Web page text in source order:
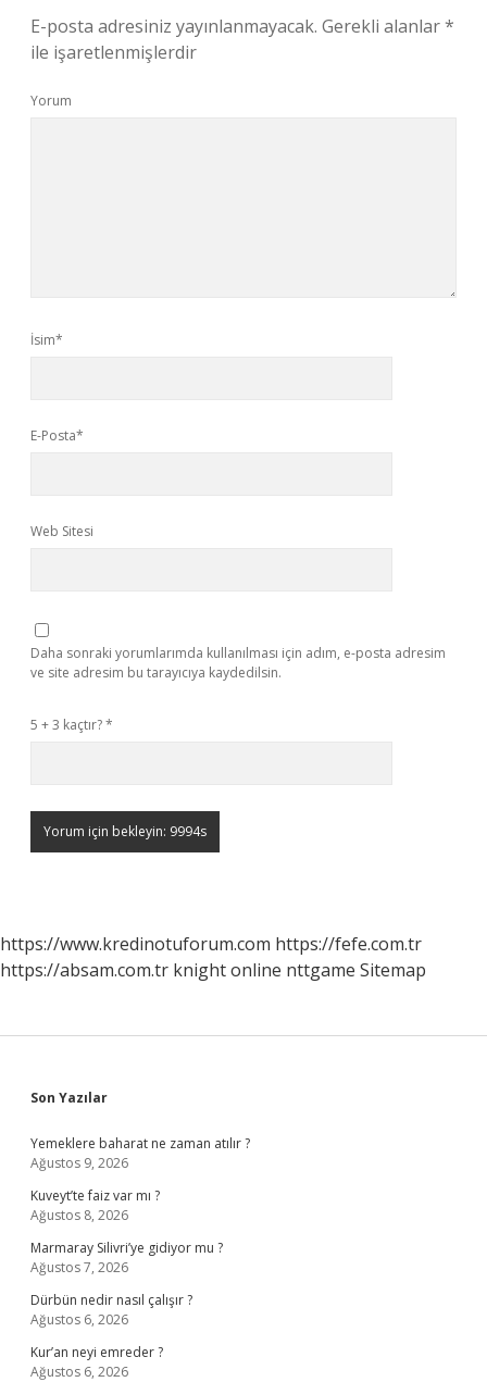
E-posta adresiniz yayınlanmayacak. Gerekli alanlar*
ile işaretlenmişlerdir
Yorum
İsim*
E-Posta*
Web Sitesi
Daha sonraki yorumlarımda kullanılması için adım, e-posta adresim
ve site adresim bu tarayıcıya kaydedilsin.
5 + 3 kaçtır?*
https://www.kredinotuforum.com https://fefe.com.tr
https://absam.com.tr knight online nttgame Sitemap
Sidebar
Son Yazılar
Yemeklere baharat ne zaman atılır ?
Ağustos 9, 2026
Kuveyt’te faiz var mı ?
Ağustos 8, 2026
Marmaray Silivri’ye gidiyor mu ?
Ağustos 7, 2026
Dürbün nedir nasıl çalışır ?
Ağustos 6, 2026
Kur’an neyi emreder ?
Ağustos 6, 2026